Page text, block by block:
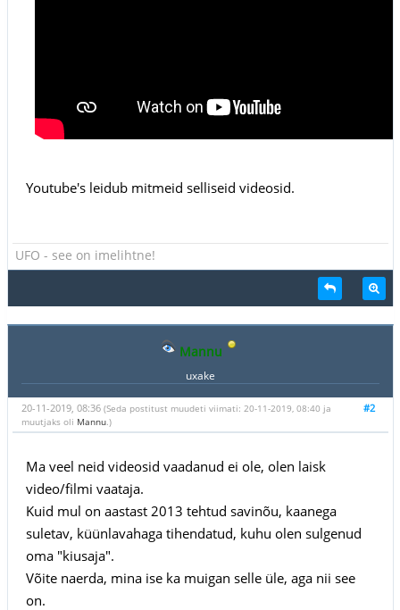
Youtube's leidub mitmeid selliseid videosid.
UFO - see on imelihtne!
Mannu
uxake
#2
20-11-2019, 08:36 (Seda postitust muudeti viimati: 20-11-2019, 08:40 ja
muutjaks oli Mannu.)
Ma veel neid videosid vaadanud ei ole, olen laisk
video/filmi vaataja.
Kuid mul on aastast 2013 tehtud savinõu, kaanega
suletav, küünlavahaga tihendatud, kuhu olen sulgenud
oma "kiusaja".
Võite naerda, mina ise ka muigan selle üle, aga nii see
on.